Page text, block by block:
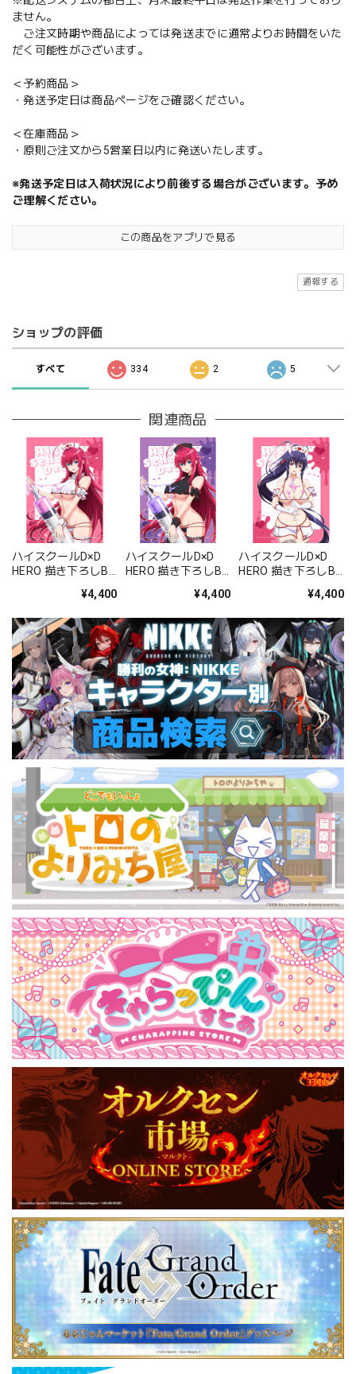
ません。
ご注文時期や商品によっては発送までに通常よりお時間をいた
だく可能性がございます。
＜予約商品＞
・発送予定日は商品ページをご確認ください。
＜在庫商品＞
・原則ご注文から5営業日以内に発送いたします。
※発送予定日は入荷状況により前後する場合がございます。予め
ご理解ください。
この商品をアプリで見る
通報する
ショップの評価
すべて 334 2 5
関連商品
ハイスクールD×D
HERO 描き下ろしB2
ス・グレモリー/白
¥4,400
ハイスクールD×D
HERO 描き下ろしB2
ス・グレモリー/黒
¥4,400
ハイスクールD×D
HERO 描き下ろしB2
朱乃/白ナース)Wス
¥4,400